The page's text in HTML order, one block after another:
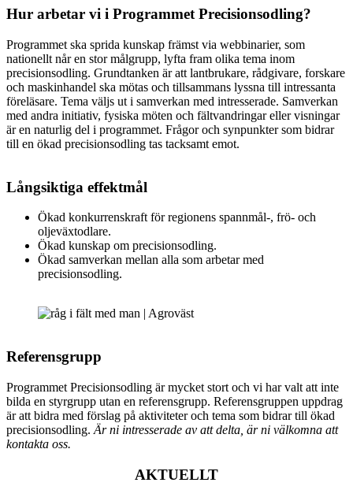
Hur arbetar vi i Programmet Precisionsodling?
Programmet ska sprida kunskap främst via webbinarier, som
nationellt når en stor målgrupp, lyfta fram olika tema inom
precisionsodling. Grundtanken är att lantbrukare, rådgivare, forskare
och maskinhandel ska mötas och tillsammans lyssna till intressanta
föreläsare. Tema väljs ut i samverkan med intresserade. Samverkan
med andra initiativ, fysiska möten och fältvandringar eller visningar
är en naturlig del i programmet. Frågor och synpunkter som bidrar
till en ökad precisionsodling tas tacksamt emot.
Långsiktiga effektmål
Ökad konkurrenskraft för regionens spannmål-, frö- och
oljeväxtodlare.
Ökad kunskap om precisionsodling.
Ökad samverkan mellan alla som arbetar med
precisionsodling.
Referensgrupp
Programmet Precisionsodling är mycket stort och vi har valt att inte
bilda en styrgrupp utan en referensgrupp. Referensgruppen uppdrag
är att bidra med förslag på aktiviteter och tema som bidrar till ökad
precisionsodling. Är ni intresserade av att delta, är ni välkomna att
kontakta oss.
AKTUELLT